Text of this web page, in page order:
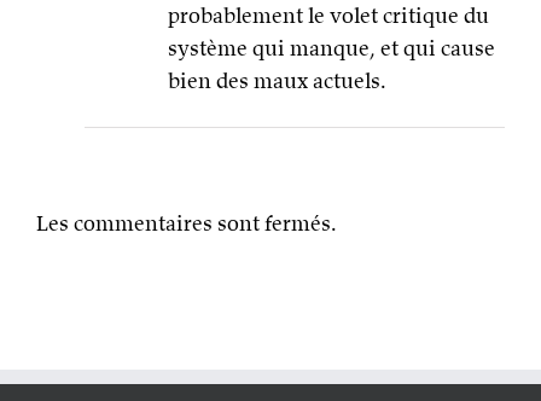
probablement le volet critique du
système qui manque, et qui cause
bien des maux actuels.
Les commentaires sont fermés.